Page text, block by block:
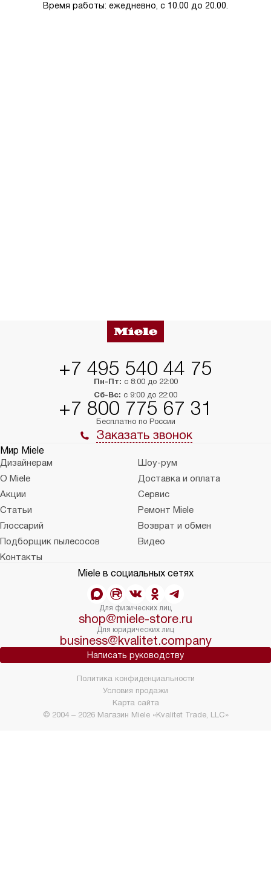
Время работы: ежедневно, с 10.00 до 20.00.
+7 495 540 44 75
Пн-Пт: с 8:00 до 22:00
Сб-Вс: с 9:00 до 22:00
+7 800 775 67 31
Бесплатно по России
Заказать звонок
Мир Miele
Дизайнерам
Шоу-рум
О Miele
Доставка и оплата
Акции
Сервис
Статьи
Ремонт Miele
Глоссарий
Возврат и обмен
Подборщик пылесосов
Видео
Контакты
Miele в социальных сетях
Для физических лиц
shop@miele-store.ru
Для юридических лиц
business@kvalitet.company
Написать руководству
© 2004 – 2026 Магазин Miele «Kvalitet Trade, LLC»
Политика конфиденциальности
Условия продажи
Карта сайта